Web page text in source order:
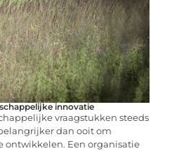
innovatie
vraagstukken steeds
dan ooit om
ontwikkelen. Een organisatie